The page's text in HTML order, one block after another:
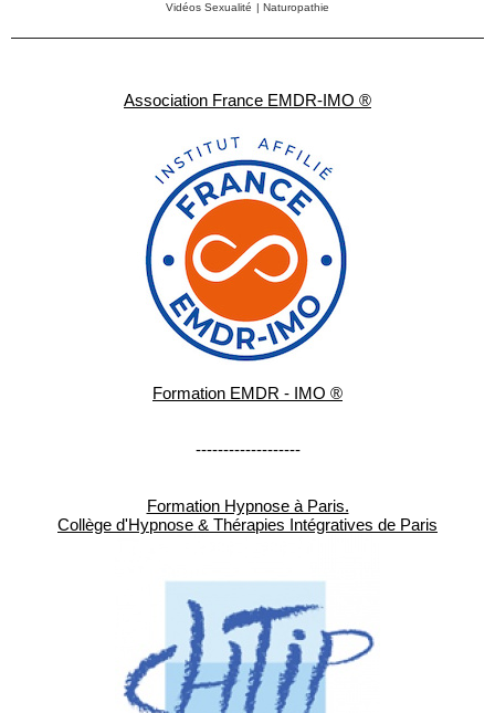
Association France EMDR-IMO ®
Formation EMDR - IMO ®
-------------------
Formation Hypnose à Paris.
Collège d'Hypnose & Thérapies Intégratives de Paris
Vidéos Sexualité | Naturopathie